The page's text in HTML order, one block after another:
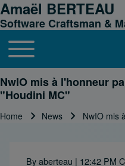
Skip to header
Skip to main navigation
Skip to main content
Skip to footer
Close search
Search
Amaël BERTEAU
Software Craftsman &
Main navigation
Toggle main menu
NwIO mis à l'honneur
"Houdini MC"
Home News NwIO mis
Byaberteau | 12:42 PM